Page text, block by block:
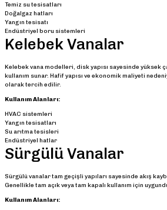
Temiz su tesisatları
Doğalgaz hatları
Yangın tesisatı
Endüstriyel boru sistemleri
Kelebek Vanalar
Kelebek vana modelleri, disk yapısı sayesinde yüksek
kullanım sunar. Hafif yapısı ve ekonomik maliyeti
olarak tercih edilir.
Kullanım Alanları:
HVAC sistemleri
Yangın tesisatları
Su arıtma tesisleri
Endüstriyel hatlar
Sürgülü Vanalar
Sürgülü vanalar tam geçişli yapıları sayesinde akış
Genellikle tam açık veya tam kapalı kullanım için
Kullanım Alanları: